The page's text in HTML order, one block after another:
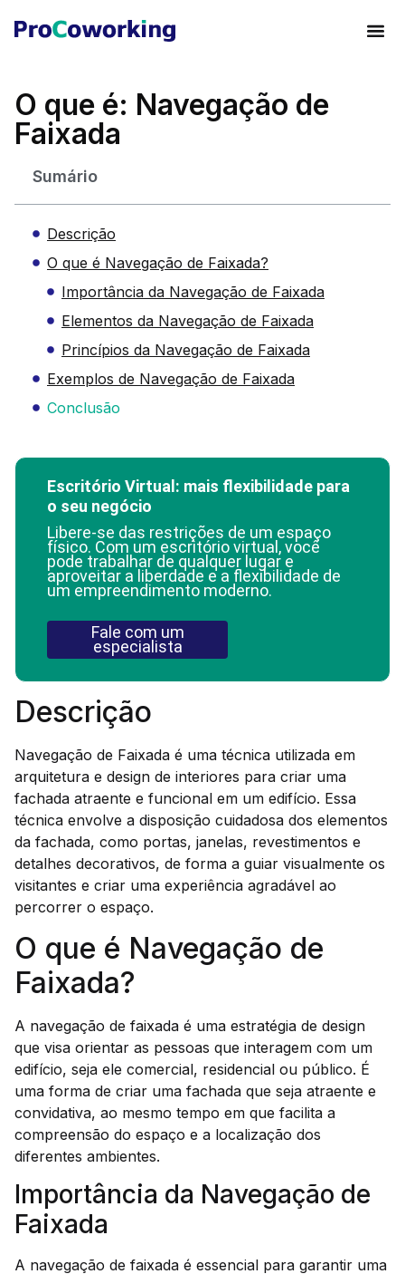
O que é: Navegação de
Faixada
Sumário
Descrição
O que é Navegação de Faixada?
Importância da Navegação de Faixada
Elementos da Navegação de Faixada
Princípios da Navegação de Faixada
Exemplos de Navegação de Faixada
Conclusão
Escritório Virtual: mais flexibilidade para
o seu negócio
Libere-se das restrições de um espaço
físico. Com um escritório virtual, você
pode trabalhar de qualquer lugar e
aproveitar a liberdade e a flexibilidade de
um empreendimento moderno.
Fale com um
especialista
Descrição
Navegação de Faixada é uma técnica utilizada em
arquitetura e design de interiores para criar uma
fachada atraente e funcional em um edifício. Essa
técnica envolve a disposição cuidadosa dos elementos
da fachada, como portas, janelas, revestimentos e
detalhes decorativos, de forma a guiar visualmente os
visitantes e criar uma experiência agradável ao
percorrer o espaço.
O que é Navegação de
Faixada?
A navegação de faixada é uma estratégia de design
que visa orientar as pessoas que interagem com um
edifício, seja ele comercial, residencial ou público. É
uma forma de criar uma fachada que seja atraente e
convidativa, ao mesmo tempo em que facilita a
compreensão do espaço e a localização dos
diferentes ambientes.
Importância da Navegação de
Faixada
A navegação de faixada é essencial para garantir uma